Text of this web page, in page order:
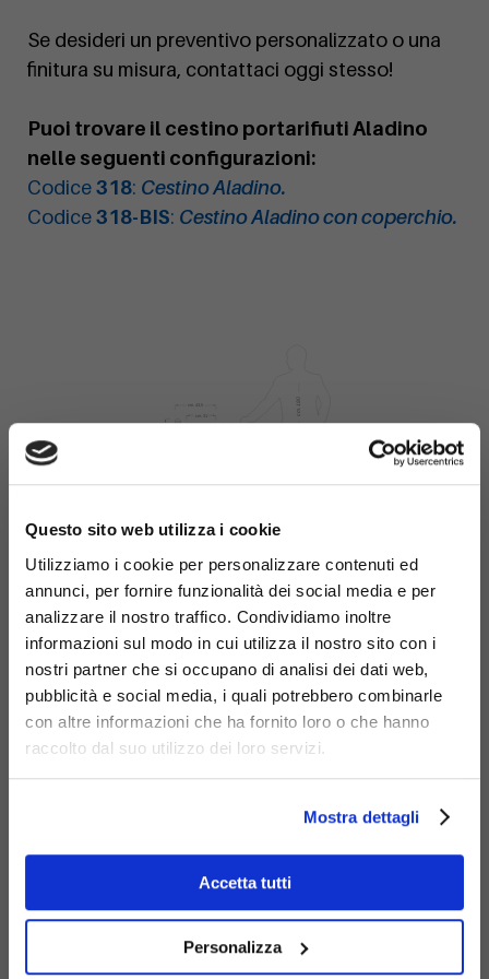
Questo sito web utilizza i cookie
Utilizziamo i cookie per personalizzare contenuti ed
annunci, per fornire funzionalità dei social media e per
analizzare il nostro traffico. Condividiamo inoltre
informazioni sul modo in cui utilizza il nostro sito con i
nostri partner che si occupano di analisi dei dati web,
pubblicità e social media, i quali potrebbero combinarle
con altre informazioni che ha fornito loro o che hanno
raccolto dal suo utilizzo dei loro servizi.
Mostra dettagli
Accetta tutti
Personalizza
Se desideri un preventivo personalizzato o una
finitura su misura, contattaci oggi stesso!
Puoi trovare il cestino portarifiuti Aladino
nelle seguenti configurazioni:
Codice318: Cestino Aladino.
Codice318-BIS: Cestino Aladino con coperchio.
Materiali
zincato